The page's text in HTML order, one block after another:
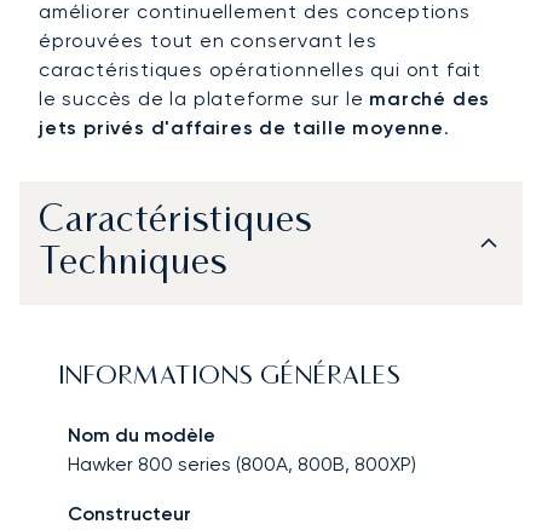
améliorer continuellement des conceptions
éprouvées tout en conservant les
caractéristiques opérationnelles qui ont fait
le succès de la plateforme sur le marché des
jets privés d'affaires de taille moyenne.
Caractéristiques
Techniques
INFORMATIONS GÉNÉRALES
Nom du modèle
Hawker 800 series (800A, 800B, 800XP)
Constructeur